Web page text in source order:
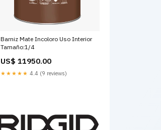
Barniz Mate Incoloro Uso Interior
Tamaño:1/4
US$ 11950.00
★★★★★ 4.4 (9 reviews)